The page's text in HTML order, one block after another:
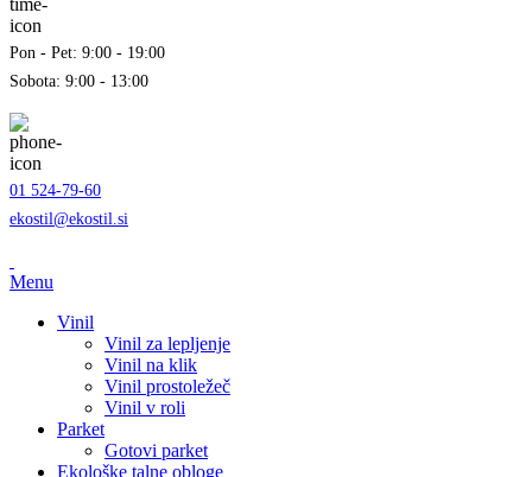
Pon - Pet: 9:00 - 19:00
Sobota: 9:00 - 13:00
01 524-79-60
ekostil@ekostil.si
Menu
Vinil
Vinil za lepljenje
Vinil na klik
Vinil prostoležeč
Vinil v roli
Parket
Gotovi parket
Ekološke talne obloge